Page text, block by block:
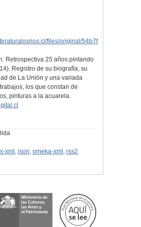
Retrospectiva 25 años pintando
Registro de su biografía, su
de La Unión y una variada
los que constan de
pinturas a la acuarela.
xml , json, omeka-xml , rss2